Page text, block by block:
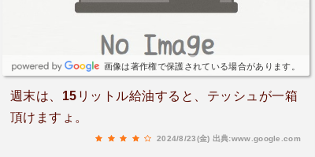
画像は著作権で保護されている場合があります。
週末は、15リットル給油すると、テッシュが一箱
頂けますょ。
2024/8/23(金) 出典:www.google.com